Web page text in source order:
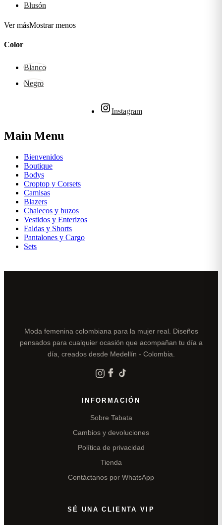
Blusón
Ver másMostrar menos
Color
Blanco
Negro
Instagram
Main Menu
Bienvenidos
Boutique
Bodys
Croptop y Corsets
Camisas
Blazers
Chalecos y buzos
Vestidos y Enterizos
Faldas y Shorts
Pantalones y Cargo
Sets
Moda femenina colombiana para la mujer real. Diseños
pensados para cualquier ocasión que acompañan tu día a
día, creados desde Medellín - Colombia.
INFORMACIÓN
Sobre Tabata
Cambios y devoluciones
Política de privacidad
Tienda
Contáctanos por WhatsApp
SÉ UNA CLIENTA VIP